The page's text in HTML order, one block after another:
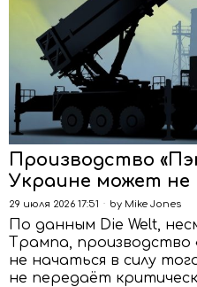
Производство
Украине может не
29 июля 2026 17:51 by Mike Jones
По данным Die Welt,
Трампа,
не начаться в силу
не передаёт